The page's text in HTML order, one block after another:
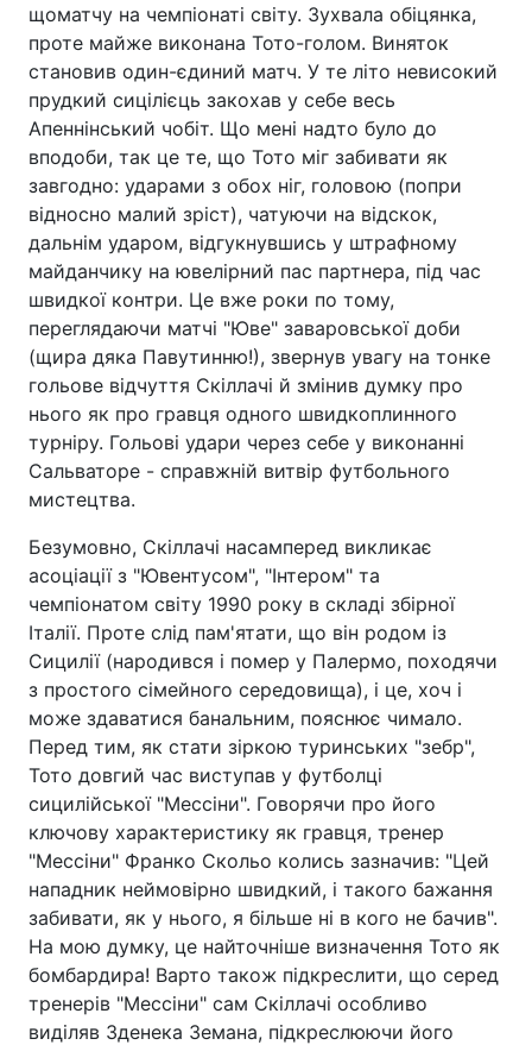
щоматчу на чемпіонаті світу. Зухвала обіцянка,
проте майже виконана Тото-голом. Виняток
становив один-єдиний матч. У те літо невисокий
прудкий сицілієць закохав у себе весь
Апеннінський чобіт. Що мені надто було до
вподоби, так це те, що Тото міг забивати як
завгодно: ударами з обох ніг, головою (попри
відносно малий зріст), чатуючи на відскок,
дальнім ударом, відгукнувшись у штрафному
майданчику на ювелірний пас партнера, під час
швидкої контри. Це вже роки по тому,
переглядаючи матчі "Юве" заваровської доби
(щира дяка Павутинню!), звернув увагу на тонке
гольове відчуття Скіллачі й змінив думку про
нього як про гравця одного швидкоплинного
турніру. Гольові удари через себе у виконанні
Сальваторе - справжній витвір футбольного
мистецтва.
Безумовно, Скіллачі насамперед викликає
асоціації з "Ювентусом", "Інтером" та
чемпіонатом світу 1990 року в складі збірної
Італії. Проте слід пам'ятати, що він родом із
Сицилії (народився і помер у Палермо, походячи
з простого сімейного середовища), і це, хоч і
може здаватися банальним, пояснює чимало.
Перед тим, як стати зіркою туринських "зебр",
Тото довгий час виступав у футболці
сицилійської "Мессіни". Говорячи про його
ключову характеристику як гравця, тренер
"Мессіни" Франко Скольо колись зазначив: "Цей
нападник неймовірно швидкий, і такого бажання
забивати, як у нього, я більше ні в кого не бачив".
На мою думку, це найточніше визначення Тото як
бомбардира! Варто також підкреслити, що серед
тренерів "Мессіни" сам Скіллачі особливо
виділяв Зденека Земана, підкреслюючи його